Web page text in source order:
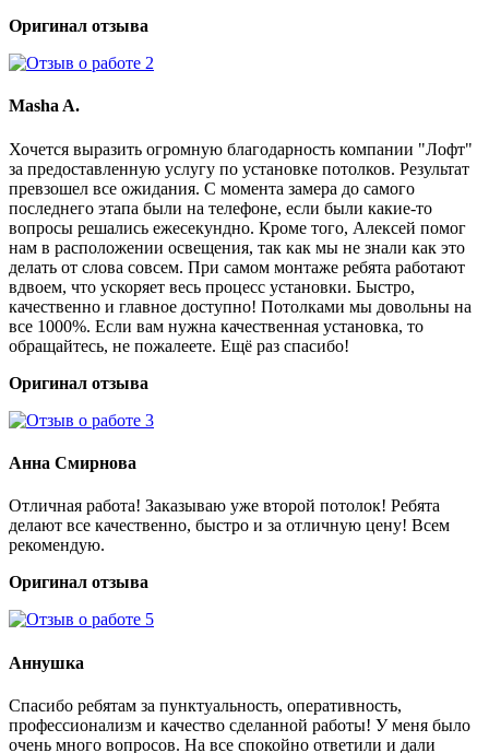
Оригинал отзыва
Masha A.
Хочется выразить огромную благодарность компании "Лофт"
за предоставленную услугу по установке потолков. Результат
превзошел все ожидания. С момента замера до самого
последнего этапа были на телефоне, если были какие-то
вопросы решались ежесекундно. Кроме того, Алексей помог
нам в расположении освещения, так как мы не знали как это
делать от слова совсем. При самом монтаже ребята работают
вдвоем, что ускоряет весь процесс установки. Быстро,
качественно и главное доступно! Потолками мы довольны на
все 1000%. Если вам нужна качественная установка, то
обращайтесь, не пожалеете. Ещё раз спасибо!
Оригинал отзыва
Анна Смирнова
Отличная работа! Заказываю уже второй потолок! Ребята
делают все качественно, быстро и за отличную цену! Всем
рекомендую.
Оригинал отзыва
Аннушка
Спасибо ребятам за пунктуальность, оперативность,
профессионализм и качество сделанной работы! У меня было
очень много вопросов. На все спокойно ответили и дали